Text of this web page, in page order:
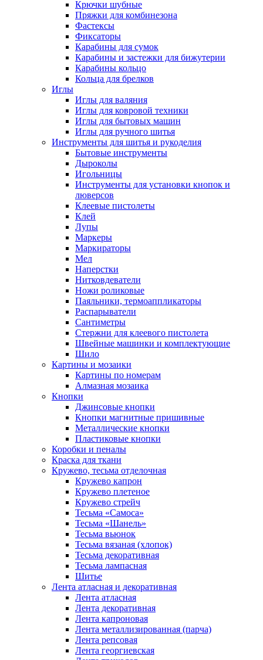
Крючки шубные
Пряжки для комбинезона
Фастексы
Фиксаторы
Карабины для сумок
Карабины и застежки для бижутерии
Карабины кольцо
Кольца для брелков
Иглы
Иглы для валяния
Иглы для ковровой техники
Иглы для бытовых машин
Иглы для ручного шитья
Инструменты для шитья и рукоделия
Бытовые инструменты
Дыроколы
Игольницы
Инструменты для установки кнопок и
люверсов
Клеевые пистолеты
Клей
Лупы
Маркеры
Маркираторы
Мел
Наперстки
Нитковдеватели
Ножи роликовые
Паяльники, термоаппликаторы
Распарыватели
Сантиметры
Стержни для клеевого пистолета
Швейные машинки и комплектующие
Шило
Картины и мозаики
Картины по номерам
Алмазная мозаика
Кнопки
Джинсовые кнопки
Кнопки магнитные пришивные
Металлические кнопки
Пластиковые кнопки
Коробки и пеналы
Краска для ткани
Кружево, тесьма отделочная
Кружево капрон
Кружево плетеное
Кружево стрейч
Тесьма «Самоса»
Тесьма «Шанель»
Тесьма вьюнок
Тесьма вязаная (хлопок)
Тесьма декоративная
Тесьма лампасная
Шитье
Лента атласная и декоративная
Лента атласная
Лента декоративная
Лента капроновая
Лента металлизированная (парча)
Лента репсовая
Лента георгиевская